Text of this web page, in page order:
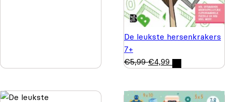
De leukste hersenkrakers
7+
€5,99 €4,99